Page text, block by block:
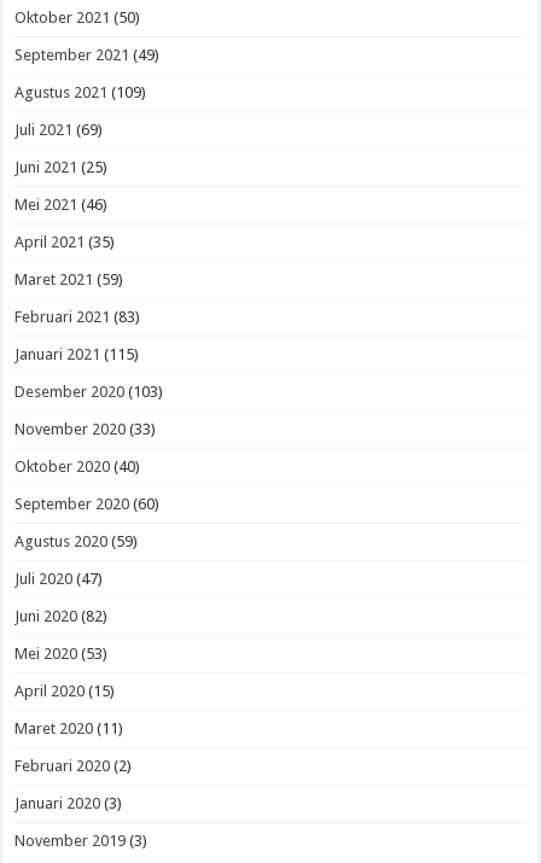
Oktober 2021 (50)
September 2021 (49)
Agustus 2021 (109)
Juli 2021 (69)
Juni 2021 (25)
Mei 2021 (46)
April 2021 (35)
Maret 2021 (59)
Februari 2021 (83)
Januari 2021 (115)
Desember 2020 (103)
November 2020 (33)
Oktober 2020 (40)
September 2020 (60)
Agustus 2020 (59)
Juli 2020 (47)
Juni 2020 (82)
Mei 2020 (53)
April 2020 (15)
Maret 2020 (11)
Februari 2020 (2)
Januari 2020 (3)
November 2019 (3)